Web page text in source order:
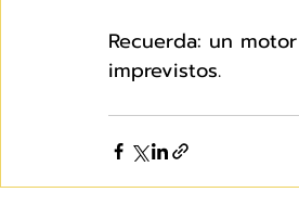
Recuerda: un
imprevistos.